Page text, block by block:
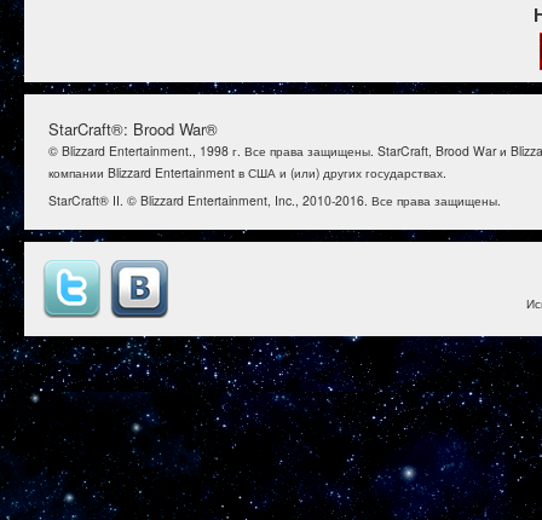
StarCraft®: Brood War®
© Blizzard Entertainment., 1998 г. Все права защищены. StarCraft, Brood War и
компании Blizzard Entertainment в США и (или) других государствах.
StarCraft® II. © Blizzard Entertainment, Inc., 2010-2016. Все права защищены.